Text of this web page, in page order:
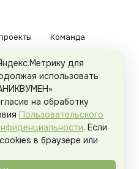
Команда
конфиденциальности
соглашение
. Все права защищены.
для
использовать
на обработку
Пользовательского
. Если
в браузере или